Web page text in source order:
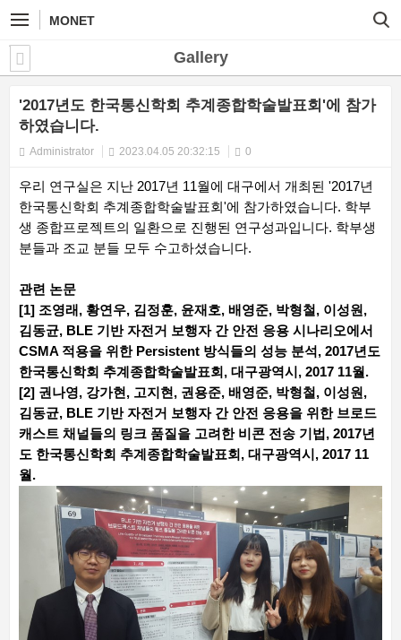
MONET
Gallery
'2017년도 한국통신학회 추계종합학술발표회'에 참가
하였습니다.
Administrator 2023.04.05 20:32:15 0
우리 연구실은 지난 2017년 11월에 대구에서 개최된 '2017년
한국통신학회 추계종합학술발표회'에 참가하였습니다. 학부
생 종합프로젝트의 일환으로 진행된 연구성과입니다. 학부생
분들과 조교 분들 모두 수고하셨습니다.
관련 논문
[1] 조영래, 황연우, 김정훈, 윤재호, 배영준, 박형철, 이성원,
김동균, BLE 기반 자전거 보행자 간 안전 응용 시나리오에서
CSMA 적용을 위한 Persistent 방식들의 성능 분석, 2017년도
한국통신학회 추계종합학술발표회, 대구광역시, 2017 11월.
[2] 권나영, 강가현, 고지현, 권용준, 배영준, 박형철, 이성원,
김동균, BLE 기반 자전거 보행자 간 안전 응용을 위한 브로드
캐스트 채널들의 링크 품질을 고려한 비콘 전송 기법, 2017년
도 한국통신학회 추계종합학술발표회, 대구광역시, 2017 11
월.